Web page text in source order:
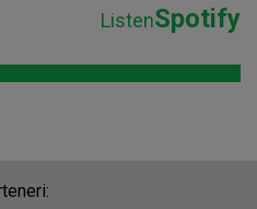
ListenSpotify